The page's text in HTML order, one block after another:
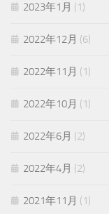
2023年1月 (1)
2022年12月 (6)
2022年11月 (1)
2022年10月 (1)
2022年6月 (2)
2022年4月 (2)
2021年11月 (1)